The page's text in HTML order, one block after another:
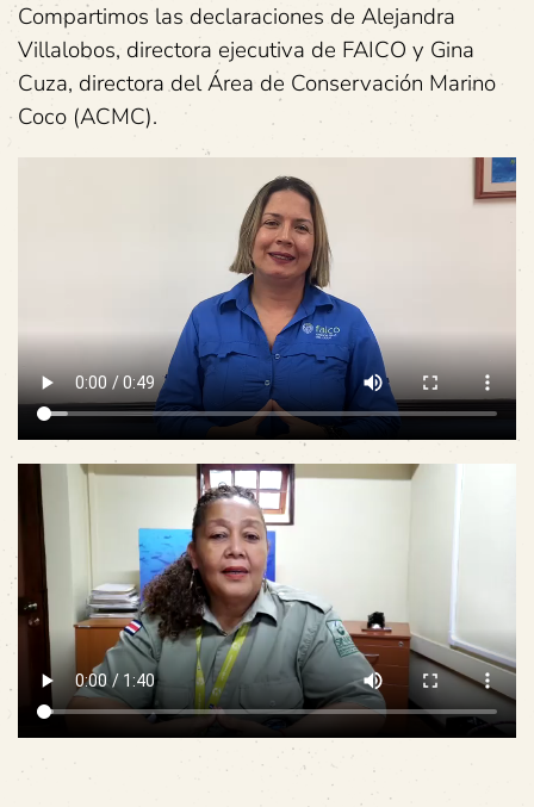
Compartimos las declaraciones de Alejandra
Villalobos, directora ejecutiva de FAICO y Gina
Cuza, directora del Área de Conservación Marino
Coco (ACMC).